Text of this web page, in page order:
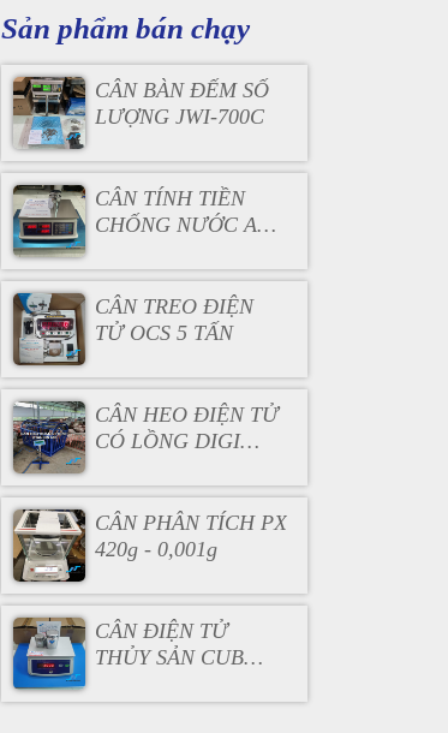
Sản phẩm bán chạy
CÂN BÀN ĐẾM SỐ
LƯỢNG JWI-700C
CÂN TÍNH TIỀN
CHỐNG NƯỚC AC
CÂN TREO ĐIỆN
TỬ OCS 5 TẤN
CÂN HEO ĐIỆN TỬ
CÓ LỒNG DIGI
CÂN PHÂN TÍCH PX
420g - 0,001g
CÂN ĐIỆN TỬ
THỦY SẢN CUB